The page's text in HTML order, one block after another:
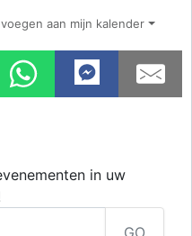
aan mijn kalender
in uw
GO